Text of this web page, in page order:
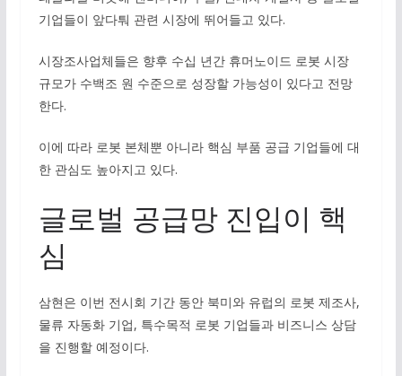
기업들이 앞다퉈 관련 시장에 뛰어들고 있다.
시장조사업체들은 향후 수십 년간 휴머노이드 로봇 시장
규모가 수백조 원 수준으로 성장할 가능성이 있다고 전망
한다.
이에 따라 로봇 본체뿐 아니라 핵심 부품 공급 기업들에 대
한 관심도 높아지고 있다.
글로벌 공급망 진입이 핵
심
삼현은 이번 전시회 기간 동안 북미와 유럽의 로봇 제조사,
물류 자동화 기업, 특수목적 로봇 기업들과 비즈니스 상담
을 진행할 예정이다.